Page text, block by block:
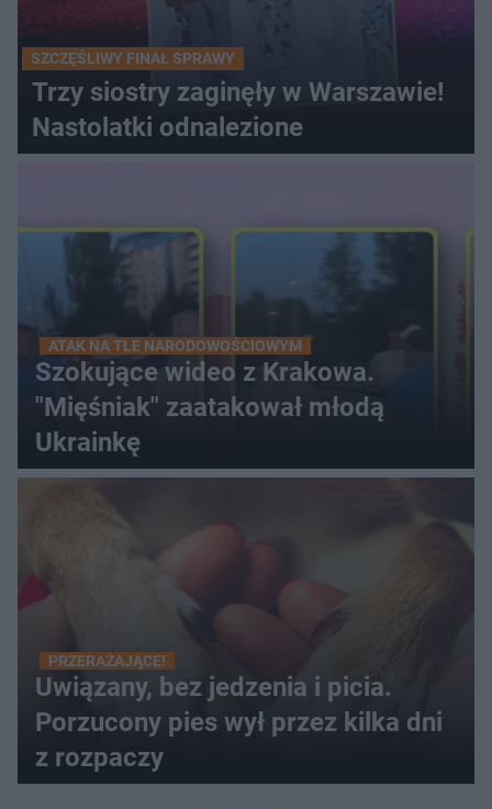
SZCZĘŚLIWY FINAŁ SPRAWY
Trzy siostry zaginęły w Warszawie!
Nastolatki odnalezione
ATAK NA TLE NARODOWOŚCIOWYM
Szokujące wideo z Krakowa.
"Mięśniak" zaatakował młodą
Ukrainkę
PRZERAŻAJĄCE!
Uwiązany, bez jedzenia i picia.
Porzucony pies wył przez kilka dni
z rozpaczy